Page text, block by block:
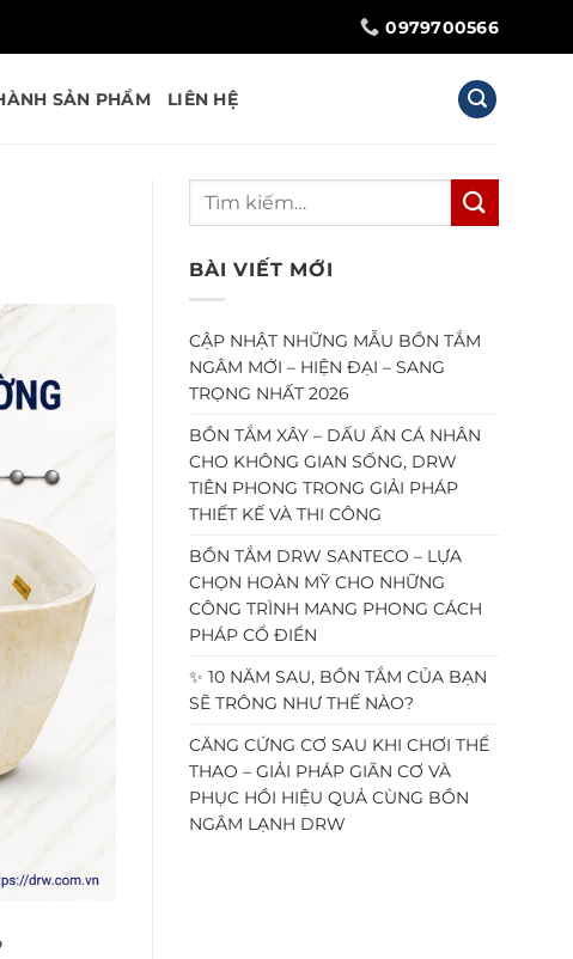
0979700566
SẢN PHẨM LIÊN HỆ
BÀI VIẾT MỚI
CẬP NHẬT NHỮNG MẪU BỒN TẮM
NGÂM MỚI – HIỆN ĐẠI – SANG
TRỌNG NHẤT 2026
BỒN TẮM XÂY – DẤU ẤN CÁ NHÂN
CHO KHÔNG GIAN SỐNG, DRW
TIÊN PHONG TRONG GIẢI PHÁP
THIẾT KẾ VÀ THI CÔNG
BỒN TẮM DRW SANTECO – LỰA
CHỌN HOÀN MỸ CHO NHỮNG
CÔNG TRÌNH MANG PHONG CÁCH
PHÁP CỔ ĐIỂN
✨ 10 NĂM SAU, BỒN TẮM CỦA BẠN
SẼ TRÔNG NHƯ THẾ NÀO?
CĂNG CỨNG CƠ SAU KHI CHƠI THỂ
THAO – GIẢI PHÁP GIÃN CƠ VÀ
PHỤC HỒI HIỆU QUẢ CÙNG BỒN
NGÂM LẠNH DRW